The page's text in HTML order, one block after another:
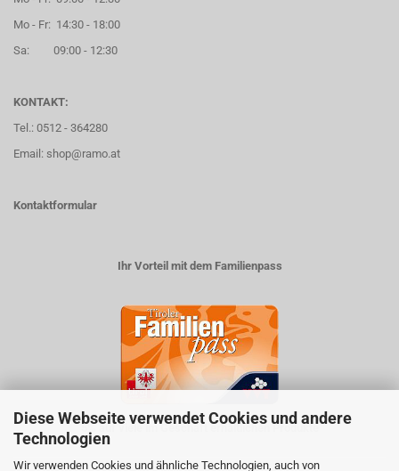
Diese Webseite verwendet Cookies und andere
Technologien
Wir verwenden Cookies und ähnliche Technologien, auch von
Mo - Fr: 14:30 - 18:00
Sa: 09:00 - 12:30
KONTAKT:
Tel.: 0512 - 364280
Email: shop@ramo.at
Kontaktformular
Ihr Vorteil mit dem Familienpass
5% auf viele im Geschäft erhältlichen Produkte